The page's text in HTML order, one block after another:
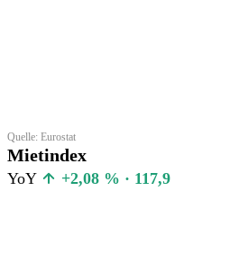
Quelle: Eurostat
Mietindex
YoY +2,08 % · 117,9